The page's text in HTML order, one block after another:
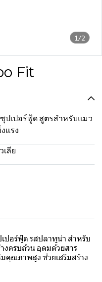
1/2
Fit
ปเปอร์ฟู้ด สูตรสำหรับแมว
แรง
เลีย
ปอร์ฟู้ด รสปลาทูน่า สำหรับ
งครบถ้วน อุดมด้วยสาร
คุณภาพสูง ช่วยเสริมสร้าง